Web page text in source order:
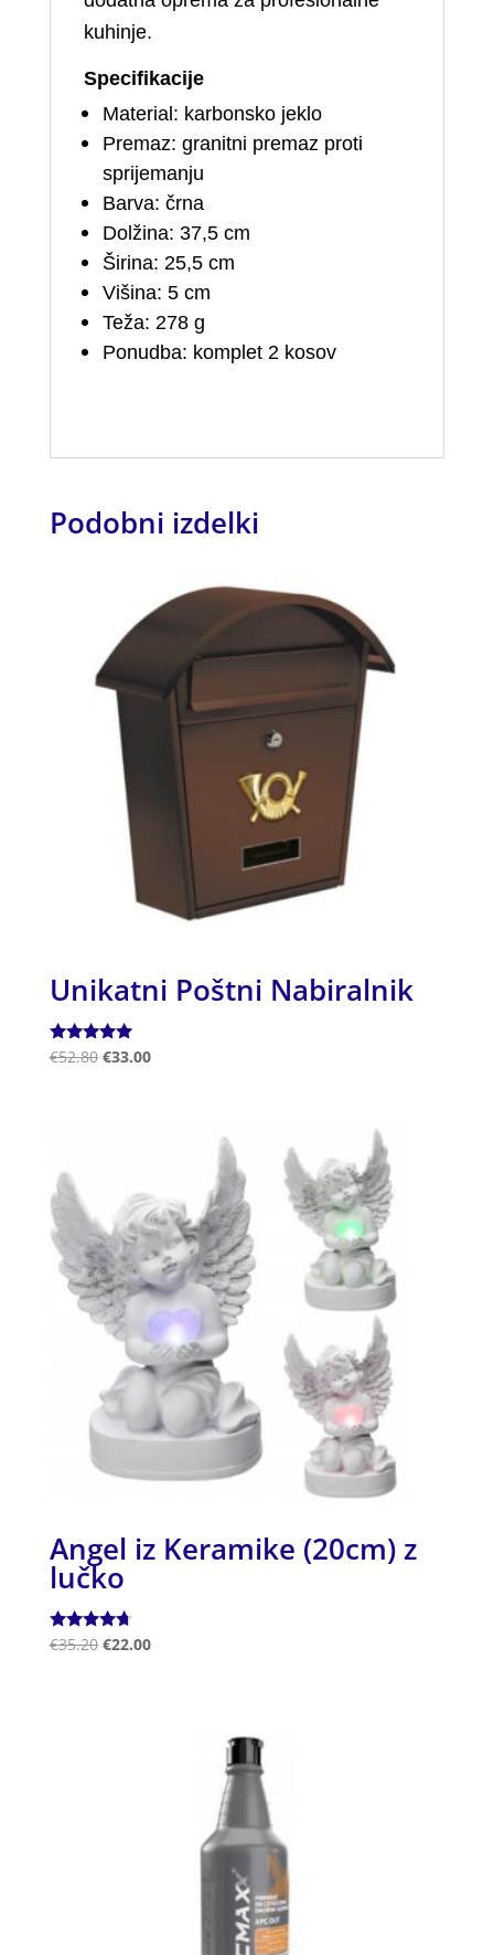
kuhinje.
Specifikacije
Material: karbonsko jeklo
Premaz: granitni premaz proti
sprijemanju
Barva: črna
Dolžina: 37,5 cm
Širina: 25,5 cm
Višina: 5 cm
Teža: 278 g
Ponudba: komplet 2 kosov
Podobni izdelki
Unikatni Poštni Nabiralnik
Ocenjeno
€52.80 €33.00
Angel iz Keramike (20cm) z
lučko
Ocenjeno
€35.20 €22.00